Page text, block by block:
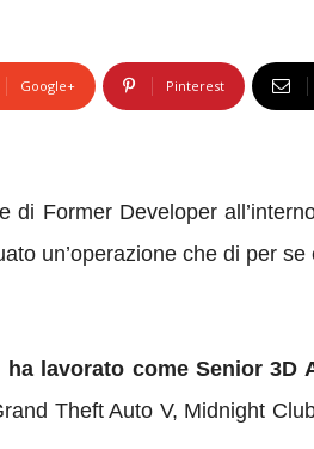
Google+ Pinterest
di Former Developer
un’operazione che di per
ha lavorato come Senior 3D
Theft Auto V, Midnight